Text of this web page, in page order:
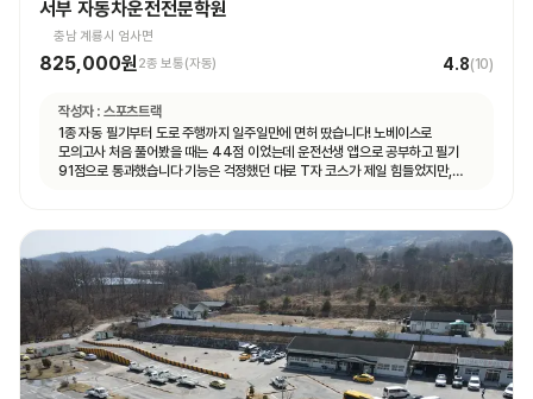
서부 자동차운전전문학원
충남 계룡시 엄사면
825,000원 2종 보통(자동) 4.8(10)
작성자 : 스포츠트랙
1종 자동 필기부터 도로 주행까지 일주일만에 면허 땄습니다! 노베이스로
모의고사 처음 풀어봤을 때는 44점 이었는데 운전선생 앱으로 공부하고 필기
91점으로 통과했습니다 기능은 걱정했던 대로 T자 코스가 제일 힘들었지만,
속에 넣어두시면 어렵지 않게 합격하실 수 있을 거예요 강사님마다 알려주시는
스타일이 조금씩 다른데, 그냥 본인이 편한 대로 운전하시면 됩니다 다들 처음
운전대 잡아보는 거니까 아무것도 모르는 게 당연한 거니, 잘 모르겠는 것이나
궁금한 게 있다면 강사님께 적극적으로 질문하시는 걸 추천드려요! 운전 잘 하면
뭐하러 학원에 오겠어요~